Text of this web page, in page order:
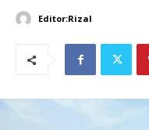
Editor:Rizal